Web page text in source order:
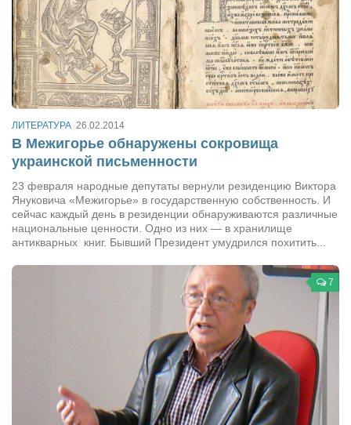
Бизнес-партнёры
Здоровье
Врач психиатр–нарколог Анплеев А.Б.
Косметологическое отделение КП Сумская
городская клиническая больница №4
Оптика — Медтехника
Тенториум -центр независимых дистрибьюторов
Кафе, клубы, рестораны
«Винегрет» — демократичный ресторан
«ЧАЙ — КАВА» магазин — кафе
«CYCLE GARAGE» — магазин велосипедов
«Книголюб» — супермаркет
Багетный двор
МАГАЗИН СТИХОВ НА ЗАКАЗ
«Павел» — магазин мужской одежды
ЛИТЕРАТУРА 26.02.2014
В Межигорье обнаружены сокровища
украинской письменности
23 февраля народные депутаты вернули резиденцию Виктора
Януковича «Межигорье» в государственную собственность. И
сейчас каждый день в резиденции обнаруживаются различные
национальные ценности. Одно из них — в хранилище
антикварных книг. Бывший Президент умудрился похитить...
7